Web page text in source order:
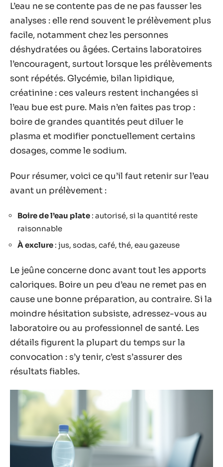
L’eau ne se contente pas de ne pas fausser les
analyses : elle rend souvent le prélèvement plus
facile, notamment chez les personnes
déshydratées ou âgées. Certains laboratoires
l’encouragent, surtout lorsque les prélèvements
sont répétés. Glycémie, bilan lipidique,
créatinine : ces valeurs restent inchangées si
l’eau bue est pure. Mais n’en faites pas trop :
boire de grandes quantités peut diluer le
plasma et modifier ponctuellement certains
dosages, comme le sodium.
Pour résumer, voici ce qu’il faut retenir sur l’eau
avant un prélèvement :
Boire de l’eau plate : autorisé, si la quantité reste
raisonnable
À exclure : jus, sodas, café, thé, eau gazeuse
Le jeûne concerne donc avant tout les apports
caloriques. Boire un peu d’eau ne remet pas en
cause une bonne préparation, au contraire. Si la
moindre hésitation subsiste, adressez-vous au
laboratoire ou au professionnel de santé. Les
détails figurent la plupart du temps sur la
convocation : s’y tenir, c’est s’assurer des
résultats fiables.